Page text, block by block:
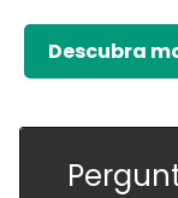
Descubra